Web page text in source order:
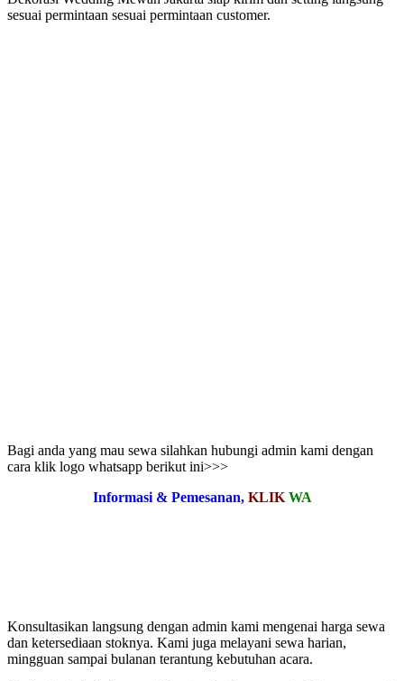
sesuai permintaan sesuai permintaan customer.
Bagi anda yang mau sewa silahkan hubungi admin kami dengan
cara klik logo whatsapp berikut ini>>>
Informasi & Pemesanan, KLIK WA
Konsultasikan langsung dengan admin kami mengenai harga sewa
dan ketersediaan stoknya. Kami juga melayani sewa harian,
mingguan sampai bulanan terantung kebutuhan acara.